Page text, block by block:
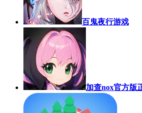
百鬼夜行游戏
加查nox官方版